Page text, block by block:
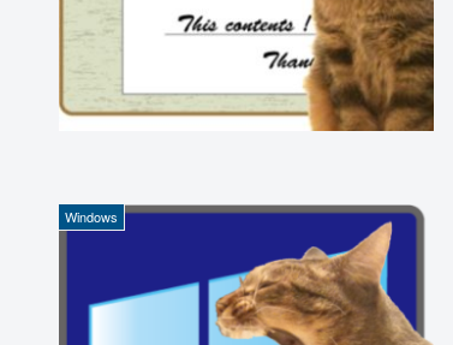
Windows